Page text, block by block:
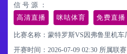
信 号 源 ：
高清直播
咪咕体育 免费直播
比赛名称：蒙特罗斯VS因弗鲁里机车
开赛时间：2026-07-09 02:30 所属联赛